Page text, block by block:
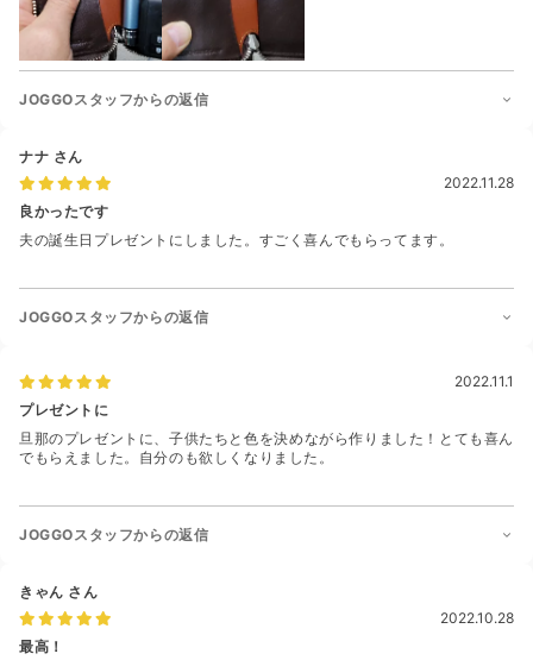
JOGGOスタッフからの返信
ナナ さん
2022.11.28
良かったです
夫の誕生日プレゼントにしました。すごく喜んでもらってます。
JOGGOスタッフからの返信
2022.11.1
プレゼントに
旦那のプレゼントに、子供たちと色を決めながら作りました！とても喜ん
でもらえました。自分のも欲しくなりました。
JOGGOスタッフからの返信
きゃん さん
2022.10.28
最高！